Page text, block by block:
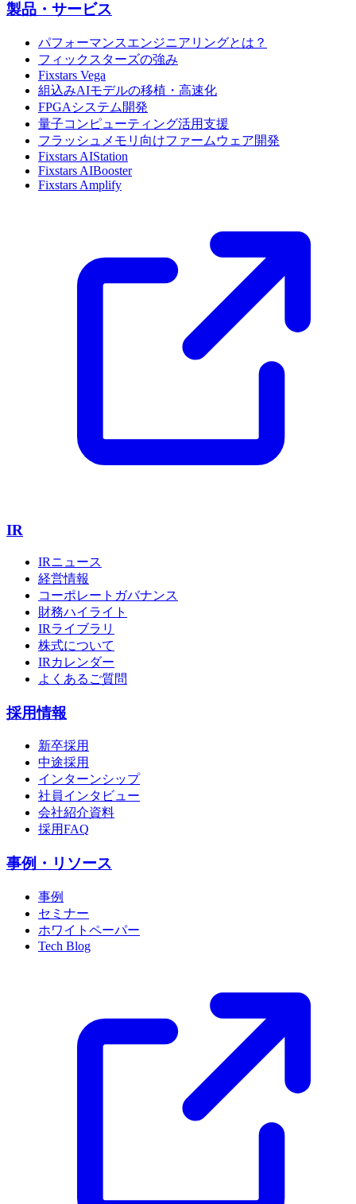
製品・サービス
パフォーマンスエンジニアリングとは？
フィックスターズの強み
Fixstars Vega
組込みAIモデルの移植・高速化
FPGAシステム開発
量子コンピューティング活用支援
フラッシュメモリ向けファームウェア開発
Fixstars AIStation
Fixstars AIBooster
Fixstars Amplify
IR
IRニュース
経営情報
コーポレートガバナンス
財務ハイライト
IRライブラリ
株式について
IRカレンダー
よくあるご質問
採用情報
新卒採用
中途採用
インターンシップ
社員インタビュー
会社紹介資料
採用FAQ
事例・リソース
事例
セミナー
ホワイトペーパー
Tech Blog